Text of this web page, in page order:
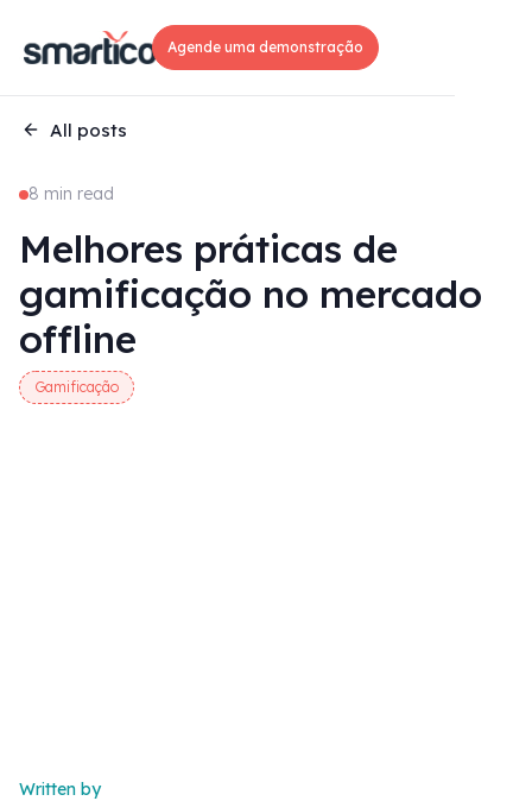
Agende uma demonstração
All posts
8 min read
Melhores práticas de
gamificação no mercado
offline
Gamificação
Written by